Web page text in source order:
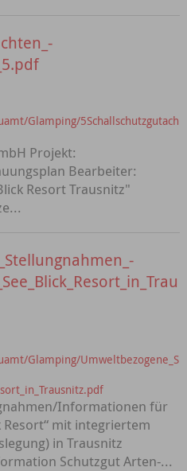
Glamping/5Schallschutzgutach
Projekt:
Bearbeiter:
Resort Trausnitz"
Glamping/Umweltbezogene_S
Informationen für
Resort“ mit integriertem
in Trausnitz
Schutzgut Arten-...